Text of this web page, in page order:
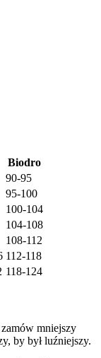
Biodro
90-95
95-100
100-104
104-108
108-112
112-118
118-124
mniejszy
by był luźniejszy.